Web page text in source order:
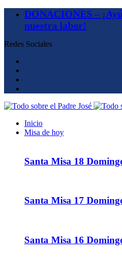
DONACIONES –
nuestra labor!
Redes Sociales
Inicio
Misa de hoy
Santa Misa 18
Santa Misa 17
Santa Misa 16